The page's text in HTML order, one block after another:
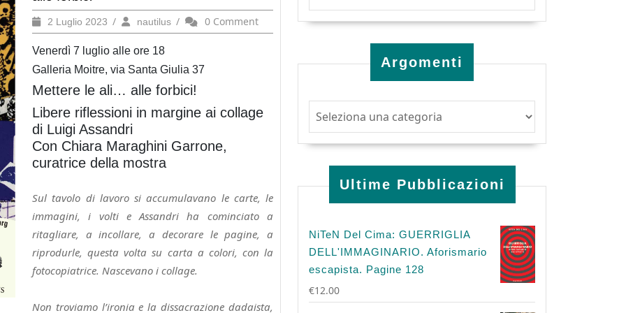
2 Luglio 2023
Luglio
2023
/ nautilusnautilus
/ 0 Comment
Venerdì 7 luglio alle ore 18
Galleria Moitre, via Santa Giulia 37
Mettere le ali… alle forbici!
Libere riflessioni in margine ai collage
di Luigi Assandri
Con Chiara Maraghini Garrone,
curatrice della mostra
Sul tavolo di lavoro si accumulavano le carte, le
immagini, i volti e Assandri ha cominciato a
ritagliare, a incollare, a decorare le pagine, a
riprodurle, questa volta su carta a colori, con la
fotocopiatrice. Nascevano i collage.
Non troviamo l’ironia e la dissacrazione dadaista,
Argomenti
Ultime Pubblicazioni
NiTeN Del Cima: GUERRIGLIA
DELL'IMMAGINARIO. Aforismario
escapista. Pagine 128
€12.00